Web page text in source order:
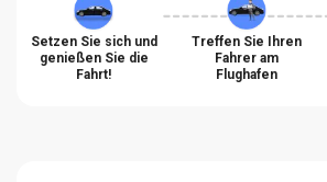
Setzen Sie sich und
genießen Sie die
Fahrt!
Treffen Sie Ihren
Fahrer am
Flughafen